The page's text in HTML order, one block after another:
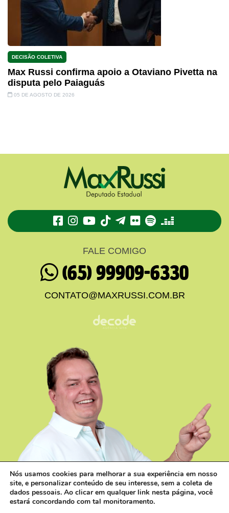
DECISÃO COLETIVA
Max Russi confirma apoio a Otaviano Pivetta na
disputa pelo Paiaguás
05 DE AGOSTO DE 2026
TikTokTelegram
FlickrSpotifyDeezer
FALE COMIGO
(65) 99909-6330
CONTATO@MAXRUSSI.COM.BR
Nós usamos cookies para melhorar a sua experiência em nosso
site, e personalizar conteúdo de seu interesse, sem a coleta de
dados pessoais. Ao clicar em qualquer link nesta página, você
estará concordando com tal monitoramento.